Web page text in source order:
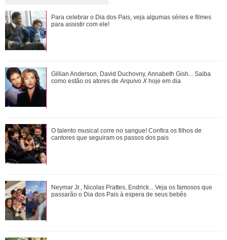
Gulnaz muda de ideia sobre Omer e o convida para um chá.
Veja o resumo dos capítulos de Cor...
Adriana manda Iuri procurar o anel de Arthur. Veja o resumo
dos capítulos de Quem Ama Cuida
O talento musical corre no sangue! Confira os filhos de
cantores que seguiram os passos dos p...
João Raul diz para Agrado que não está conseguindo
conviver com seu sucesso. Veja os resum...
Para celebrar o Dia dos Pais, veja algumas séries e filmes
para assistir com ele!
Gillian Anderson, David Duchovny, Annabeth Gish... Saiba
como estão os atores deArquivo X hoje em dia
O talento musical corre no sangue! Confira os filhos de
cantores que seguiram os passos dos pais
Neymar Jr., Nicolas Prattes, Endrick... Veja os famosos que
passarão o Dia dos Pais à espera de seus bebês